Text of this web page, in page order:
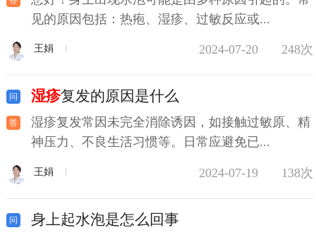
见的原因包括：热疱、湿疹、过敏反应或...
王娟 2024-07-20 248次
湿疹复发的原因是什么
湿疹复发常因未完全消除诱因，如接触过敏原、精
神压力、不良生活习惯等。日常应避免已...
王娟 2024-07-19 138次
身上起水泡是怎么回事